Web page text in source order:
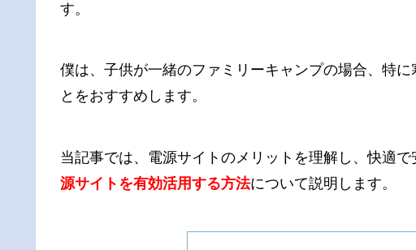
す。
僕は、子供が一緒のファミリーキャンプの場合、特
とをおすすめします。
当記事では、電源サイトのメリットを理解し、快適
源サイトを有効活用する方法について説明します。